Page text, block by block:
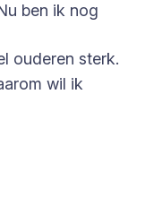
ben ik nog
ouderen sterk.
wil ik